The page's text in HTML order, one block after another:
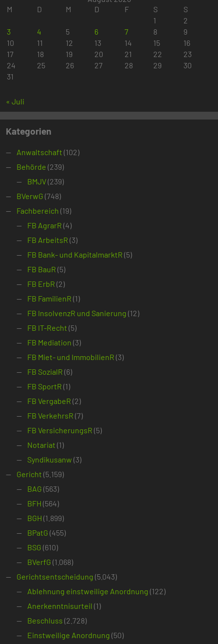
M
D M D F S
S
1
2
3
4 5 6 7 8
9
10
11 12 13 14 15
16
17
18 19 20 21 22
23
24
25 26 27 28 29
30
31
« Juli
Kategorien
Anwaltschaft (102)
Behörde (239)
BMJV(239)
BVerwG (748)
Fachbereich (19)
FB AgrarR (4)
FB ArbeitsR (3)
FB Bank- und KapitalmarktR (5)
FB BauR (5)
FB ErbR (2)
FB FamilienR (1)
FB InsolvenzR und Sanierung (12)
FB IT-Recht (5)
FB Mediation (3)
FB Miet- und ImmobilienR (3)
FB SozialR (6)
FB SportR (1)
FB VergabeR (2)
FB VerkehrsR (7)
FB VersicherungsR (5)
Notariat (1)
Syndikusanw (3)
Gericht (5.159)
BAG (563)
BFH (564)
BGH (1.899)
BPatG (455)
BSG (610)
BVerfG (1.068)
Gerichtsentscheidung (5.043)
Ablehnung einstweilige Anordnung (122)
Anerkenntnisurteil (1)
Beschluss (2.728)
Einstweilige Anordnung (50)